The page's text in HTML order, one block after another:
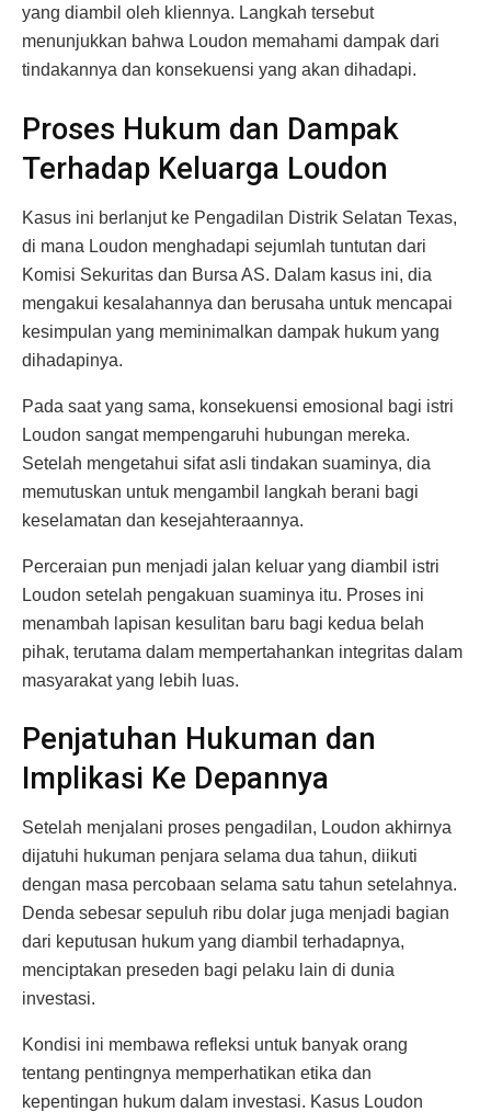
yang diambil oleh kliennya. Langkah tersebut
menunjukkan bahwa Loudon memahami dampak dari
tindakannya dan konsekuensi yang akan dihadapi.
Proses Hukum dan Dampak
Terhadap Keluarga Loudon
Kasus ini berlanjut ke Pengadilan Distrik Selatan Texas,
di mana Loudon menghadapi sejumlah tuntutan dari
Komisi Sekuritas dan Bursa AS. Dalam kasus ini, dia
mengakui kesalahannya dan berusaha untuk mencapai
kesimpulan yang meminimalkan dampak hukum yang
dihadapinya.
Pada saat yang sama, konsekuensi emosional bagi istri
Loudon sangat mempengaruhi hubungan mereka.
Setelah mengetahui sifat asli tindakan suaminya, dia
memutuskan untuk mengambil langkah berani bagi
keselamatan dan kesejahteraannya.
Perceraian pun menjadi jalan keluar yang diambil istri
Loudon setelah pengakuan suaminya itu. Proses ini
menambah lapisan kesulitan baru bagi kedua belah
pihak, terutama dalam mempertahankan integritas dalam
masyarakat yang lebih luas.
Penjatuhan Hukuman dan
Implikasi Ke Depannya
Setelah menjalani proses pengadilan, Loudon akhirnya
dijatuhi hukuman penjara selama dua tahun, diikuti
dengan masa percobaan selama satu tahun setelahnya.
Denda sebesar sepuluh ribu dolar juga menjadi bagian
dari keputusan hukum yang diambil terhadapnya,
menciptakan preseden bagi pelaku lain di dunia
investasi.
Kondisi ini membawa refleksi untuk banyak orang
tentang pentingnya memperhatikan etika dan
kepentingan hukum dalam investasi. Kasus Loudon